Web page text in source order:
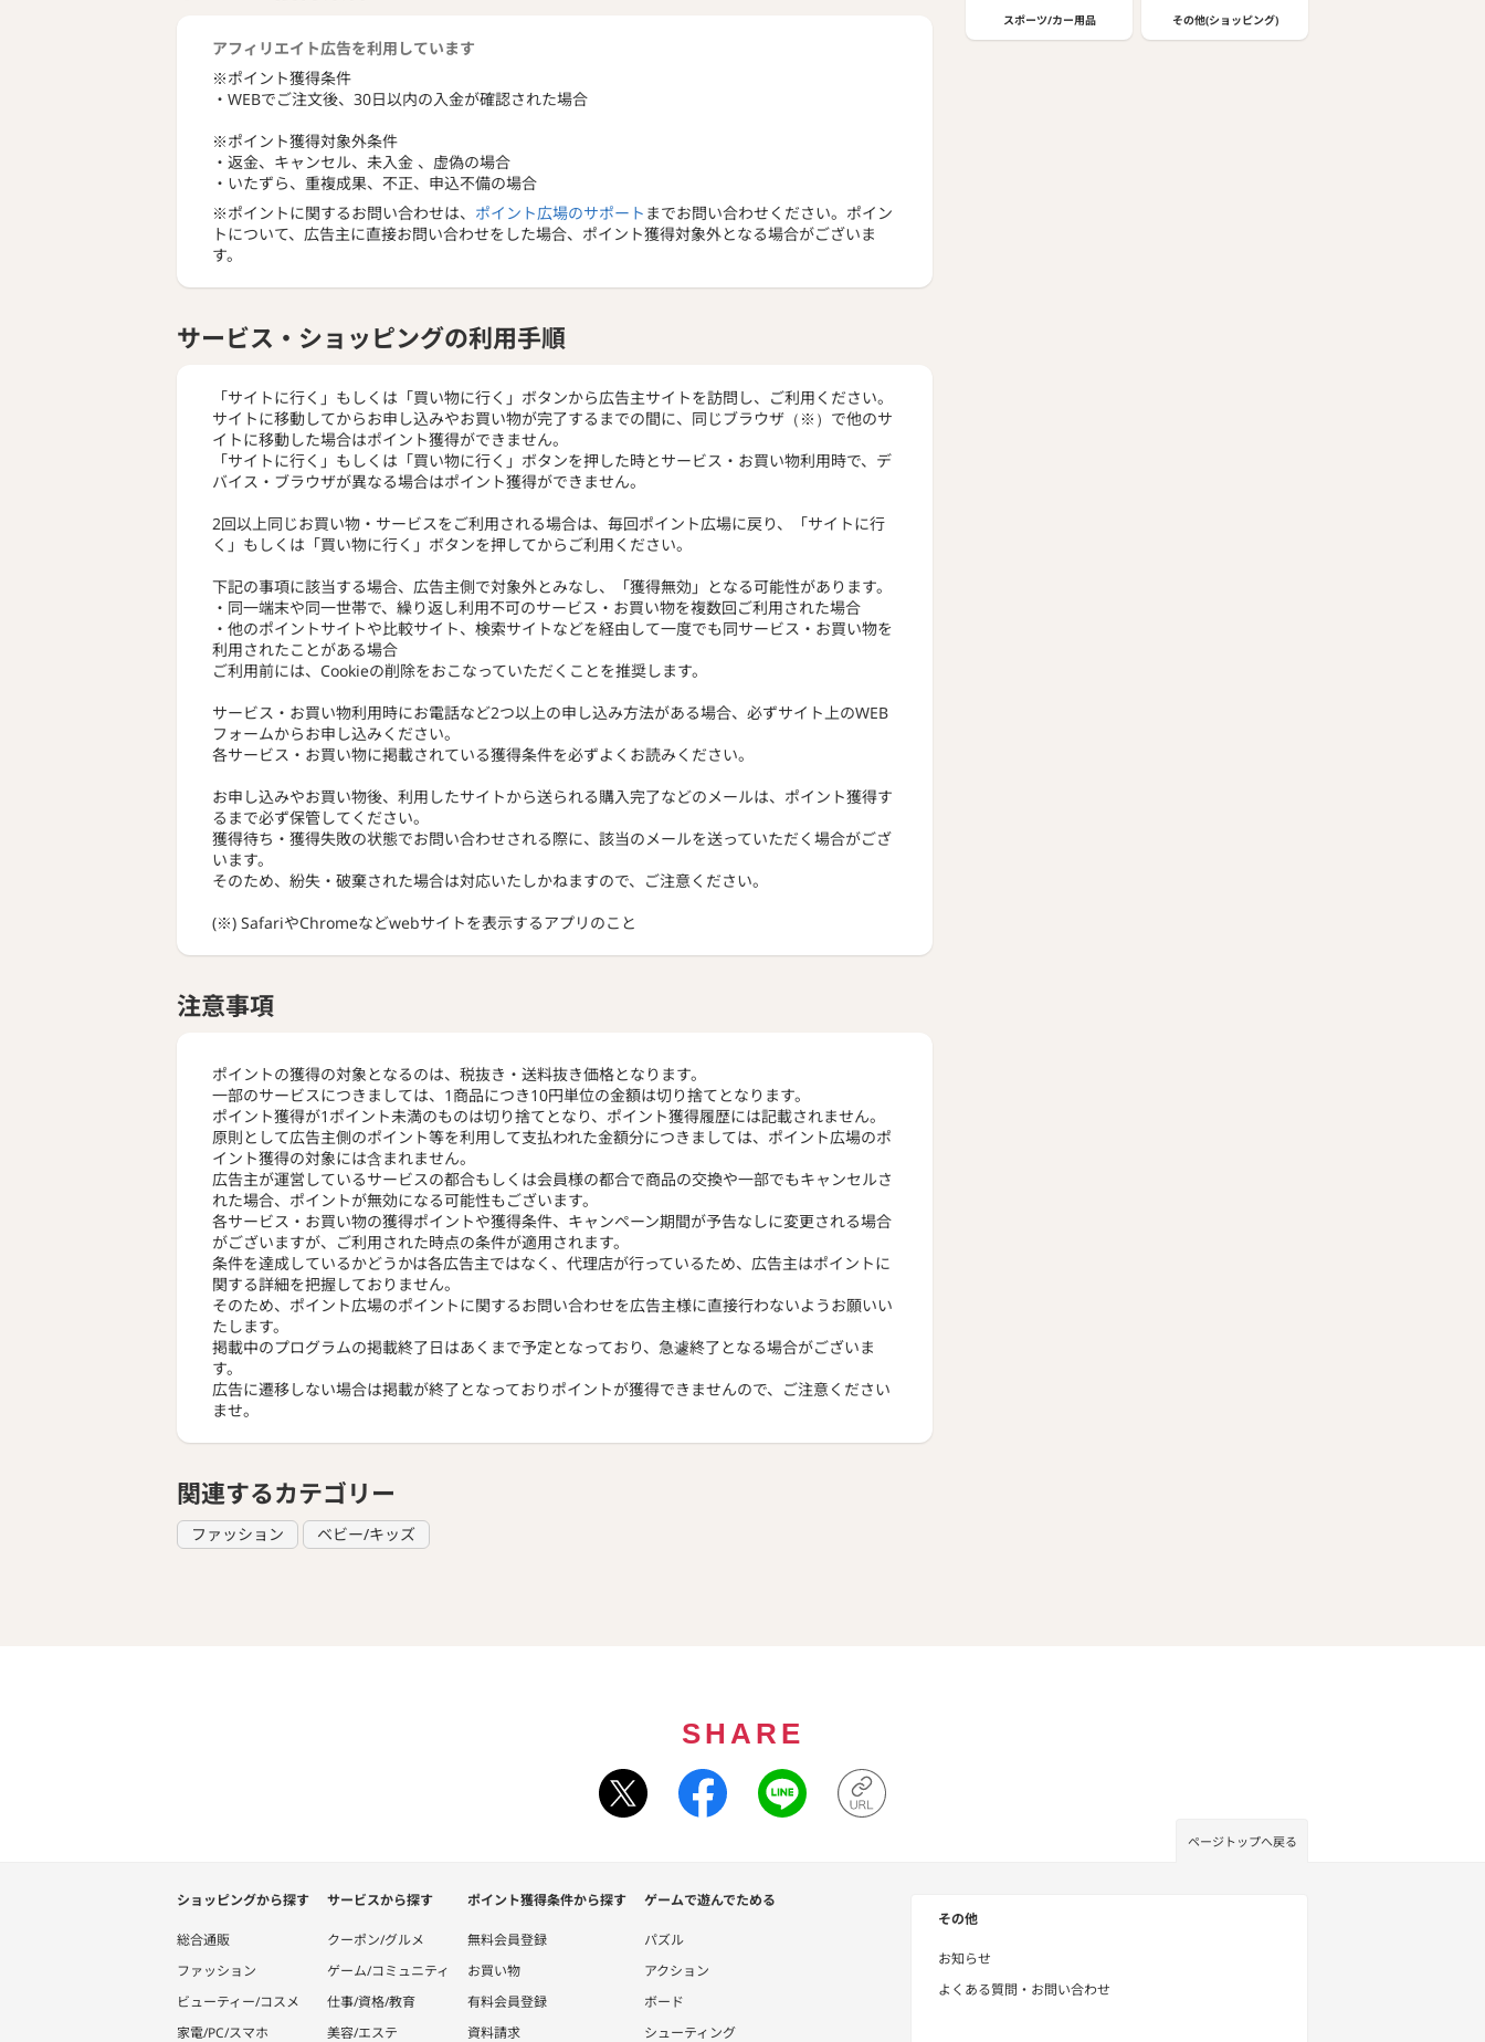
アフィリエイト広告を利用しています
※ポイント獲得条件
・WEBでご注文後、30日以内の入金が確認された場合
※ポイント獲得対象外条件
・返金、キャンセル、未入金 、虚偽の場合
・いたずら、重複成果、不正、申込不備の場合
※ポイントに関するお問い合わせは、 ポイント広場のサポート までお問い合わせください。ポイン
トについて、広告主に直接お問い合わせをした場合、ポイント獲得対象外となる場合がございま
す。
サービス・ショッピングの利用手順
「サイトに行く」もしくは「買い物に行く」ボタンから広告主サイトを訪問し、ご利用ください。
サイトに移動してからお申し込みやお買い物が完了するまでの間に、同じブラウザ（※）で他のサ
イトに移動した場合はポイント獲得ができません。
「サイトに行く」もしくは「買い物に行く」ボタンを押した時とサービス・お買い物利用時で、デ
バイス・ブラウザが異なる場合はポイント獲得ができません。
2回以上同じお買い物・サービスをご利用される場合は、毎回ポイント広場に戻り、「サイトに行
く」もしくは「買い物に行く」ボタンを押してからご利用ください。
下記の事項に該当する場合、広告主側で対象外とみなし、「獲得無効」となる可能性があります。
・同一端末や同一世帯で、繰り返し利用不可のサービス・お買い物を複数回ご利用された場合
・他のポイントサイトや比較サイト、検索サイトなどを経由して一度でも同サービス・お買い物を
利用されたことがある場合
ご利用前には、Cookieの削除をおこなっていただくことを推奨します。
サービス・お買い物利用時にお電話など2つ以上の申し込み方法がある場合、必ずサイト上のWEB
フォームからお申し込みください。
各サービス・お買い物に掲載されている獲得条件を必ずよくお読みください。
お申し込みやお買い物後、利用したサイトから送られる購入完了などのメールは、ポイント獲得す
るまで必ず保管してください。
獲得待ち・獲得失敗の状態でお問い合わせされる際に、該当のメールを送っていただく場合がござ
います。
そのため、紛失・破棄された場合は対応いたしかねますので、ご注意ください。
(※) SafariやChromeなどwebサイトを表示するアプリのこと
注意事項
ポイントの獲得の対象となるのは、税抜き・送料抜き価格となります。
一部のサービスにつきましては、1商品につき10円単位の金額は切り捨てとなります。
ポイント獲得が1ポイント未満のものは切り捨てとなり、ポイント獲得履歴には記載されません。
原則として広告主側のポイント等を利用して支払われた金額分につきましては、ポイント広場のポ
イント獲得の対象には含まれません。
広告主が運営しているサービスの都合もしくは会員様の都合で商品の交換や一部でもキャンセルさ
れた場合、ポイントが無効になる可能性もございます。
各サービス・お買い物の獲得ポイントや獲得条件、キャンペーン期間が予告なしに変更される場合
がございますが、ご利用された時点の条件が適用されます。
条件を達成しているかどうかは各広告主ではなく、代理店が行っているため、広告主はポイントに
関する詳細を把握しておりません。
そのため、ポイント広場のポイントに関するお問い合わせを広告主様に直接行わないようお願いい
たします。
掲載中のプログラムの掲載終了日はあくまで予定となっており、急遽終了となる場合がございま
す。
広告に遷移しない場合は掲載が終了となっておりポイントが獲得できませんので、ご注意ください
ませ。
関連するカテゴリー
ファッション ベビー/キッズ
スポーツ/カー用品 その他(ショッピング)
SHARE
ページトップへ戻る
ショッピングから探す
総合通販
ファッション
ビューティー/コスメ
家電/PC/スマホ
サービスから探す
クーポン/グルメ
ゲーム/コミュニティ
仕事/資格/教育
美容/エステ
ポイント獲得条件から探す
無料会員登録
お買い物
有料会員登録
資料請求
ゲームで遊んでためる
パズル
アクション
ボード
シューティング
その他
お知らせ
よくある質問・お問い合わせ